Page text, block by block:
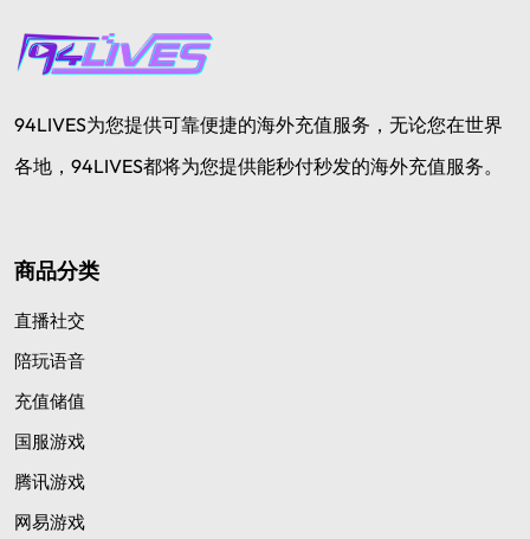
94LIVES为您提供可靠便捷的海外充值服务，无论您在世界
各地，94LIVES都将为您提供能秒付秒发的海外充值服务。
商品分类
直播社交
陪玩语音
充值储值
国服游戏
腾讯游戏
网易游戏